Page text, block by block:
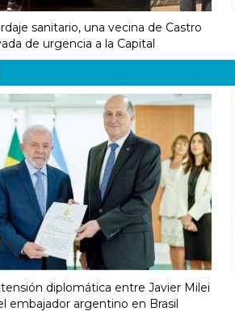
sanitario, una vecina de Castro
de urgencia a la Capital
diplomática entre Javier Milei
embajador argentino en Brasil